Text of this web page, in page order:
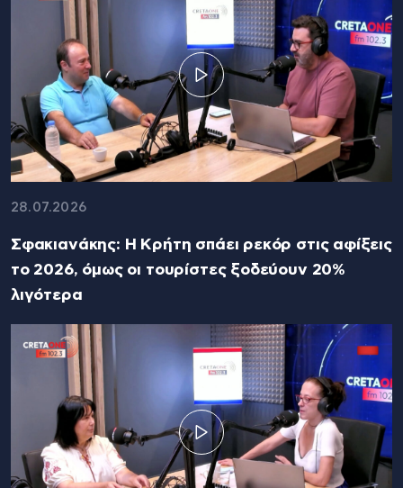
28.07.2026
Σφακιανάκης: Η Κρήτη σπάει ρεκόρ στις αφίξεις
το 2026, όμως οι τουρίστες ξοδεύουν 20%
λιγότερα